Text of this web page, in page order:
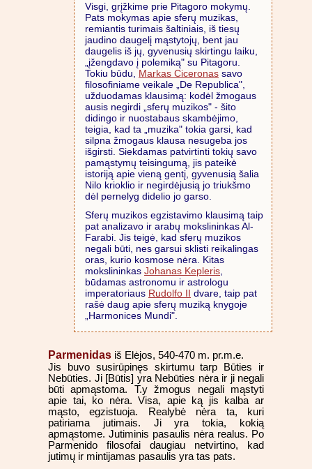
Visgi, grįžkime prie Pitagoro mokymų.
Pats mokymas apie sferų muzikas,
remiantis turimais šaltiniais, iš tiesų
jaudino daugelį mąstytojų, bent jau
daugelis iš jų, gyvenusių skirtingu laiku,
„įžengdavo į polemiką" su Pitagoru.
Tokiu būdu, Markas Ciceronas savo
filosofiniame veikale „De Republica",
užduodamas klausimą: kodėl žmogaus
ausis negirdi „sferų muzikos" - šito
didingo ir nuostabaus skambėjimo,
teigia, kad ta „muzika" tokia garsi, kad
silpna žmogaus klausa nesugeba jos
išgirsti. Siekdamas patvirtinti tokių savo
pamąstymų teisingumą, jis pateikė
istoriją apie vieną gentį, gyvenusią šalia
Nilo krioklio ir negirdėjusią jo triukšmo
dėl pernelyg didelio jo garso.
Sferų muzikos egzistavimo klausimą taip
pat analizavo ir arabų mokslininkas Al-
Farabi. Jis teigė, kad sferų muzikos
negali būti, nes garsui sklisti reikalingas
oras, kurio kosmose nėra. Kitas
mokslininkas Johanas Kepleris
būdamas astronomu ir astrologu
imperatoriaus Rudolfo II dvare, taip pat
rašė daug apie sferų muziką knygoje
„Harmonices Mundi".
Parmenidas iš Elėjos, 540-470 m. pr.m.e.
Jis buvo susirūpinęs skirtumu tarp Būties ir
Nebūties. Ji [Būtis] yra Nebūties nėra ir ji negali
būti apmąstoma. T.y žmogus negali mąstyti
apie tai, ko nėra. Visa, apie ką jis kalba ar
mąsto, egzistuoja. Realybė nėra ta, kuri
patiriama jutimais. Ji yra tokia, kokią
apmąstome. Jutiminis pasaulis nėra realus. Po
Parmenido filosofai daugiau netvirtino, kad
jutimų ir mintijamas pasaulis yra tas pats.